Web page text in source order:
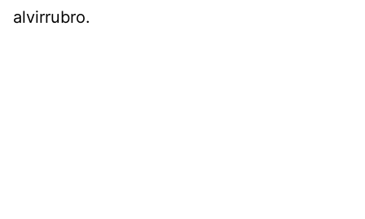
alvirrubro.